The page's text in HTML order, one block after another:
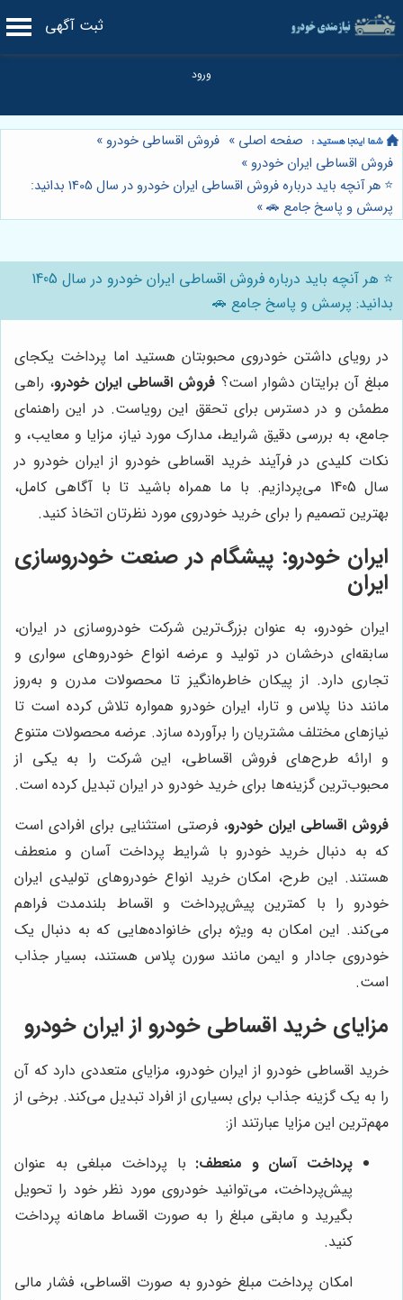
ثبت آگهی
صفحه اصلی » فروش اقساطی خودرو »
فروش اقساطی ایران خودرو »
⭐️ هر آنچه باید درباره فروش اقساطی ایران خودرو در سال 1405 بدانید:
پرسش و پاسخ جامع 🚗»
⭐️ هر آنچه باید درباره فروش اقساطی ایران خودرو در سال 1405
بدانید: پرسش و پاسخ جامع 🚗
در رویای داشتن خودروی محبوبتان هستید اما پرداخت یکجای
مبلغ آن برایتان دشوار است؟ فروش اقساطی ایران خودرو، راهی
مطمئن و در دسترس برای تحقق این رویاست. در این راهنمای
جامع، به بررسی دقیق شرایط، مدارک مورد نیاز، مزایا و معایب، و
نکات کلیدی در فرآیند خرید اقساطی خودرو از ایران خودرو در
سال 1405 می‌پردازیم. با ما همراه باشید تا با آگاهی کامل،
بهترین تصمیم را برای خرید خودروی مورد نظرتان اتخاذ کنید.
ایران خودرو: پیشگام در صنعت خودروسازی
ایران
ایران خودرو، به عنوان بزرگ‌ترین شرکت خودروسازی در ایران،
سابقه‌ای درخشان در تولید و عرضه انواع خودروهای سواری و
تجاری دارد. از پیکان خاطره‌انگیز تا محصولات مدرن و به‌روز
مانند دنا پلاس و تارا، ایران خودرو همواره تلاش کرده است تا
نیازهای مختلف مشتریان را برآورده سازد. عرضه محصولات متنوع
و ارائه طرح‌های فروش اقساطی، این شرکت را به یکی از
محبوب‌ترین گزینه‌ها برای خرید خودرو در ایران تبدیل کرده است.
فروش اقساطی ایران خودرو، فرصتی استثنایی برای افرادی است
که به دنبال خرید خودرو با شرایط پرداخت آسان و منعطف
هستند. این طرح، امکان خرید انواع خودروهای تولیدی ایران
خودرو را با کمترین پیش‌پرداخت و اقساط بلندمدت فراهم
می‌کند. این امکان به ویژه برای خانواده‌هایی که به دنبال یک
خودروی جادار و ایمن مانند سورن پلاس هستند، بسیار جذاب
است.
مزایای خرید اقساطی خودرو از ایران خودرو
خرید اقساطی خودرو از ایران خودرو، مزایای متعددی دارد که آن
را به یک گزینه جذاب برای بسیاری از افراد تبدیل می‌کند. برخی از
مهم‌ترین این مزایا عبارتند از:
پرداخت آسان و منعطف: با پرداخت مبلغی به عنوان
پیش‌پرداخت، می‌توانید خودروی مورد نظر خود را تحویل
بگیرید و مابقی مبلغ را به صورت اقساط ماهانه پرداخت
کنید.
امکان پرداخت مبلغ خودرو به صورت اقساطی، فشار مالی